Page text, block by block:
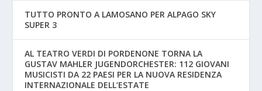
TUTTO PRONTO A LAMOSANO PER ALPAGO SKY
SUPER 3
AL TEATRO VERDI DI PORDENONE TORNA LA
GUSTAV MAHLER JUGENDORCHESTER: 112 GIOVANI
MUSICISTI DA 22 PAESI PER LA NUOVA RESIDENZA
INTERNAZIONALE DELL’ESTATE